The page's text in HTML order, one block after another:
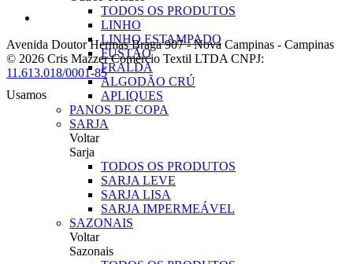
TODOS OS PRODUTOS
LINHO
LINHO ESTAMPADO
FUSTÃO
FRALDA
ALGODÃO CRÚ
APLIQUES
PANOS DE COPA
SARJA
Voltar
Sarja
TODOS OS PRODUTOS
SARJA LEVE
SARJA LISA
SARJA IMPERMEÁVEL
SAZONAIS
Voltar
Sazonais
Avenida Doutor Hermas Braga 907-Nova Campinas - Campinas
© 2026 Cris Mazzer Comércio Textil LTDA CNPJ:
11.613.018/0001-85
Usamos